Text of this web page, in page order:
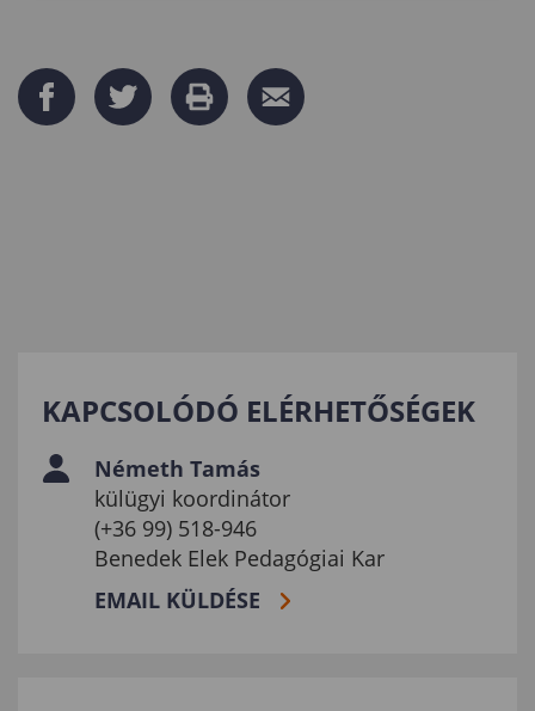
KAPCSOLÓDÓ ELÉRHETŐSÉGEK
Németh Tamás
külügyi koordinátor
(+36 99) 518-946
Benedek Elek Pedagógiai Kar
EMAIL KÜLDÉSE